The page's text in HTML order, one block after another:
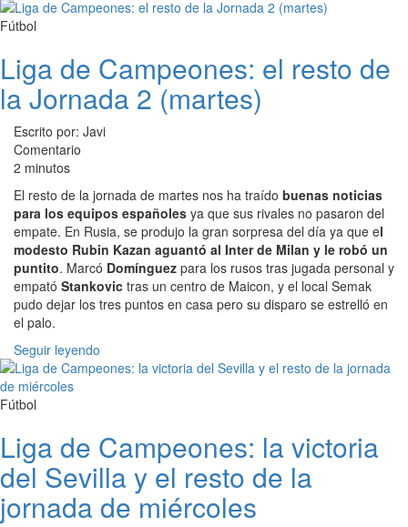
Fútbol
Liga de Campeones: el resto de
la Jornada 2 (martes)
Escrito por: Javi
Comentario
2 minutos
El resto de la jornada de martes nos ha traído buenas noticias
para los equipos españoles ya que sus rivales no pasaron del
empate. En Rusia, se produjo la gran sorpresa del día ya que el
modesto Rubin Kazan aguantó al Inter de Milan y le robó un
puntito. Marcó Domínguez para los rusos tras jugada personal y
empató Stankovic tras un centro de Maicon, y el local Semak
pudo dejar los tres puntos en casa pero su disparo se estrelló en
el palo.
Seguir leyendo
Fútbol
Liga de Campeones: la victoria
del Sevilla y el resto de la
jornada de miércoles